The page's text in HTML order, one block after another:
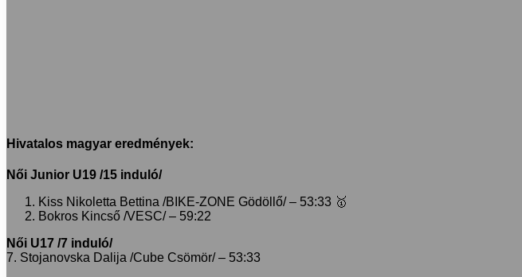
Hivatalos magyar eredmények:
Női Junior U19 /15 induló/
Kiss Nikoletta Bettina /BIKE-ZONE Gödöllő/ – 53:33 🥇
Bokros Kincső /VESC/ – 59:22
Női U17 /7 induló/
7. Stojanovska Dalija /Cube Csömör/ – 53:33